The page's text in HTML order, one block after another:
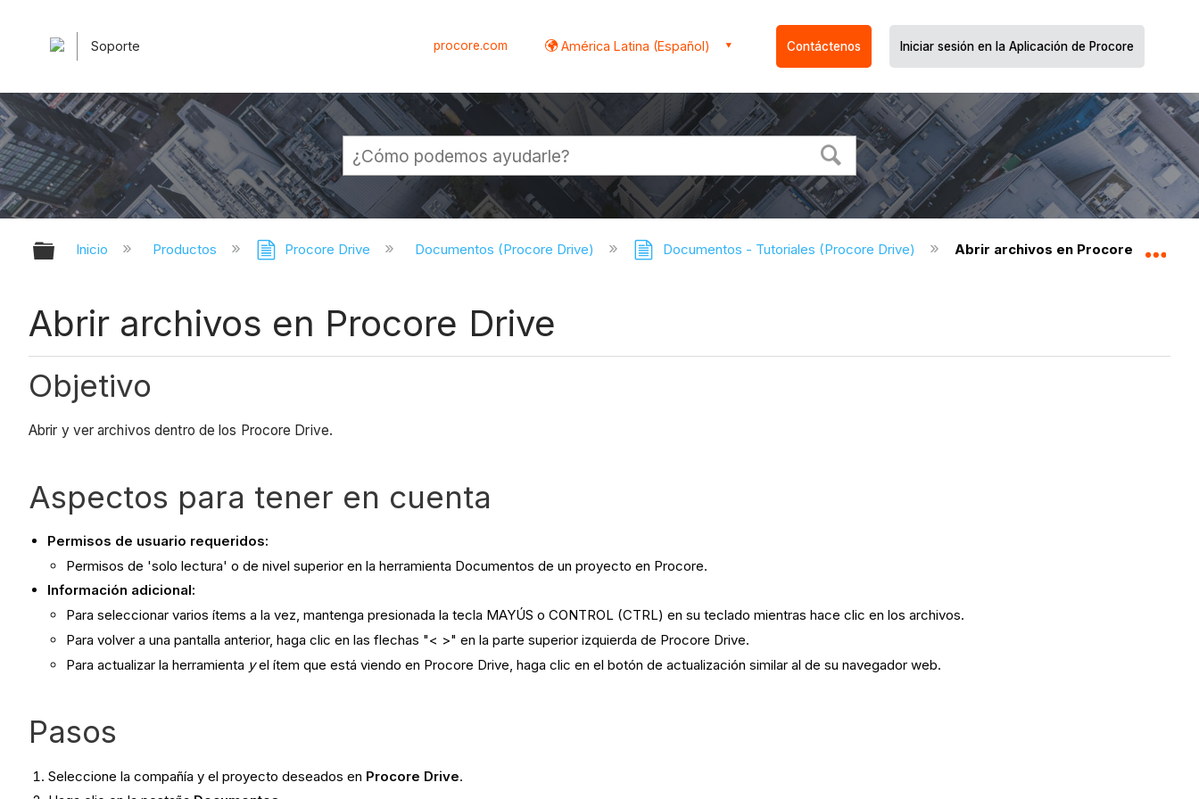
Soporte procore.com América Latina (Español) Contáctenos Iniciar sesión en la Aplicación de Procore
Expandir/contraer jerarquía global
Inicio Productos Procore Drive Documentos (Procore Drive) Documentos - Tutoriales (Procore Drive) Abrir archivos en Procore Drive
Abrir archivos en Procore Drive
Objetivo
Abrir y ver archivos dentro de los Procore Drive.
Aspectos para tener en cuenta
Permisos de usuario requeridos:
Permisos de 'solo lectura' o de nivel superior en la herramienta Documentos de un proyecto en Procore.
Información adicional:
Para seleccionar varios ítems a la vez, mantenga presionada la tecla MAYÚS o CONTROL (CTRL) en su teclado mientras hace clic en los archivos.
Para volver a una pantalla anterior, haga clic en las flechas "< >" en la parte superior izquierda de Procore Drive.
Para actualizar la herramienta yel ítem que está viendo en Procore Drive, haga clic en el botón de actualización similar al de su navegador web.
Pasos
Seleccione la compañía y el proyecto deseados en Procore Drive.